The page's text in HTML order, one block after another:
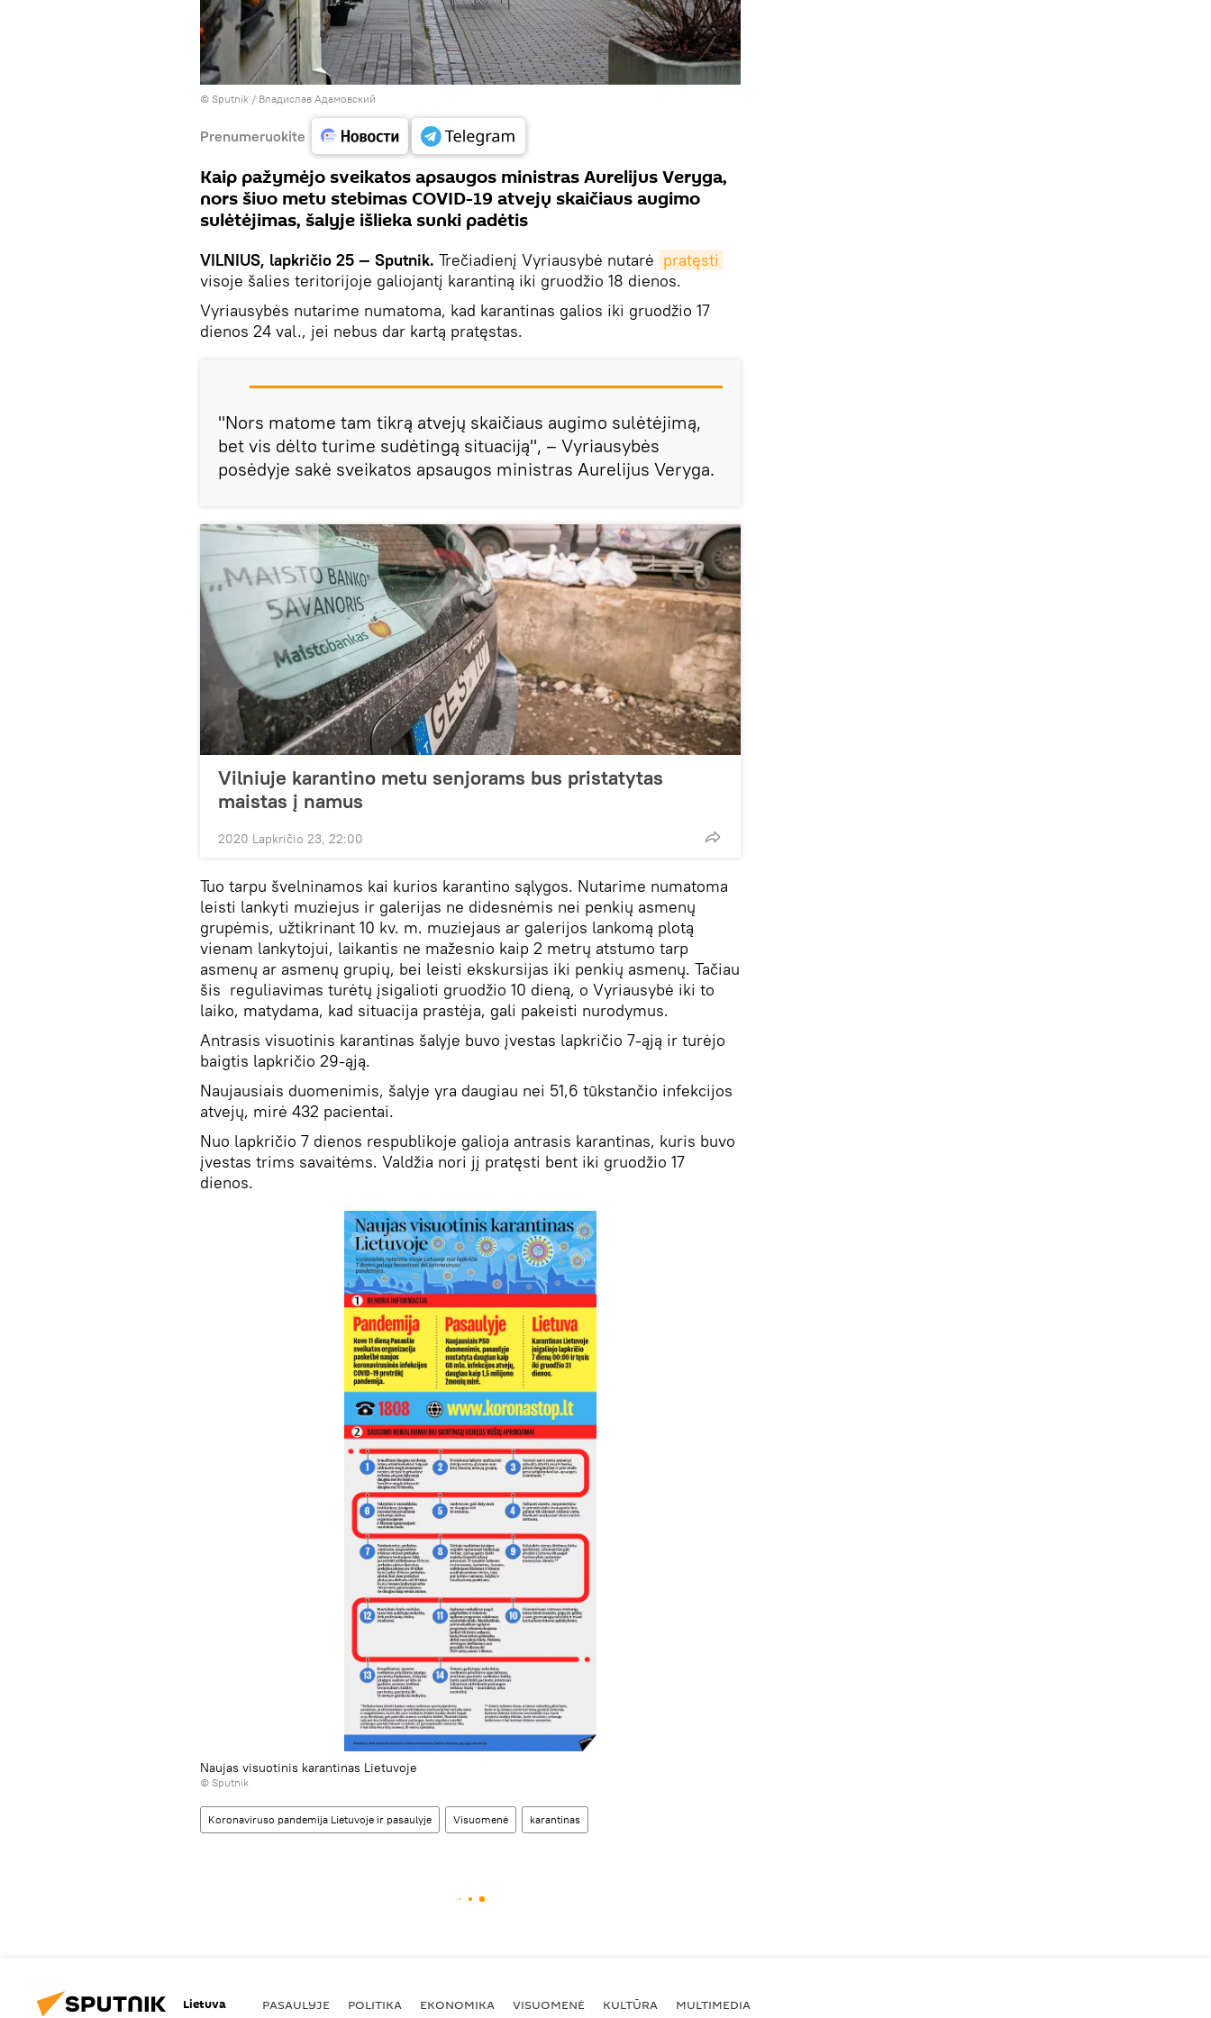
© Sputnik / Владислав Адамовский
Prenumeruokite
Kaip pažymėjo sveikatos apsaugos ministras Aurelijus Veryga,
nors šiuo metu stebimas COVID-19 atvejų skaičiaus augimo
sulėtėjimas, šalyje išlieka sunki padėtis
VILNIUS, lapkričio 25 — Sputnik. Trečiadienį Vyriausybė nutarė pratęsti
visoje šalies teritorijoje galiojantį karantiną iki gruodžio 18 dienos.
Vyriausybės nutarime numatoma, kad karantinas galios iki gruodžio 17
dienos 24 val., jei nebus dar kartą pratęstas.
"Nors matome tam tikrą atvejų skaičiaus augimo sulėtėjimą,
bet vis dėlto turime sudėtingą situaciją", – Vyriausybės
posėdyje sakė sveikatos apsaugos ministras Aurelijus Veryga.
Vilniuje karantino metu senjorams bus pristatytas
maistas į namus
2020 Lapkričio 23, 22:00
Tuo tarpu švelninamos kai kurios karantino sąlygos. Nutarime numatoma
leisti lankyti muziejus ir galerijas ne didesnėmis nei penkių asmenų
grupėmis, užtikrinant 10 kv. m. muziejaus ar galerijos lankomą plotą
vienam lankytojui, laikantis ne mažesnio kaip 2 metrų atstumo tarp
asmenų ar asmenų grupių, bei leisti ekskursijas iki penkių asmenų. Tačiau
šis reguliavimas turėtų įsigalioti gruodžio 10 dieną, o Vyriausybė iki to
laiko, matydama, kad situacija prastėja, gali pakeisti nurodymus.
Antrasis visuotinis karantinas šalyje buvo įvestas lapkričio 7-ąją ir turėjo
baigtis lapkričio 29-ąją.
Naujausiais duomenimis, šalyje yra daugiau nei 51,6 tūkstančio infekcijos
atvejų, mirė 432 pacientai.
Nuo lapkričio 7 dienos respublikoje galioja antrasis karantinas, kuris buvo
įvestas trims savaitėms. Valdžia nori jį pratęsti bent iki gruodžio 17
dienos.
Naujas visuotinis karantinas Lietuvoje
© Sputnik
Koronaviruso pandemija Lietuvoje ir pasaulyje Visuomenė karantinas
Lietuva PASAULYJE POLITIKA EKONOMIKA VISUOMENĖ KULTŪRA MULTIMEDIA